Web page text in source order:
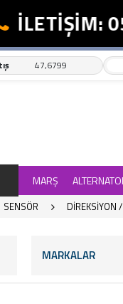
47,6799
MARŞ
SENSÖR DİREKSİYON
MARKALAR